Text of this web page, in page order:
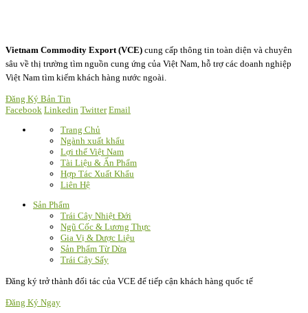
Vietnam Commodity Export (VCE) cung cấp thông tin toàn diện và chuyên
sâu về thị trường tìm nguồn cung ứng của Việt Nam, hỗ trợ các doanh nghiệp
Việt Nam tìm kiếm khách hàng nước ngoài.
Đăng Ký Bản Tin
Facebook Linkedin Twitter Email
Trang Chủ
Ngành xuất khẩu
Lợi thế Việt Nam
Tài Liệu & Ấn Phẩm
Hợp Tác Xuất Khẩu
Liên Hệ
Sản Phẩm
Trái Cây Nhiệt Đới
Ngũ Cốc & Lương Thực
Gia Vị & Dược Liệu
Sản Phẩm Từ Dừa
Trái Cây Sấy
Đăng ký trở thành đối tác của VCE để tiếp cận khách hàng quốc tế
Đăng Ký Ngay